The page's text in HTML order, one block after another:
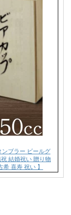
ンブラー ビールグ
結婚祝い 贈り物
喜寿 祝い 】